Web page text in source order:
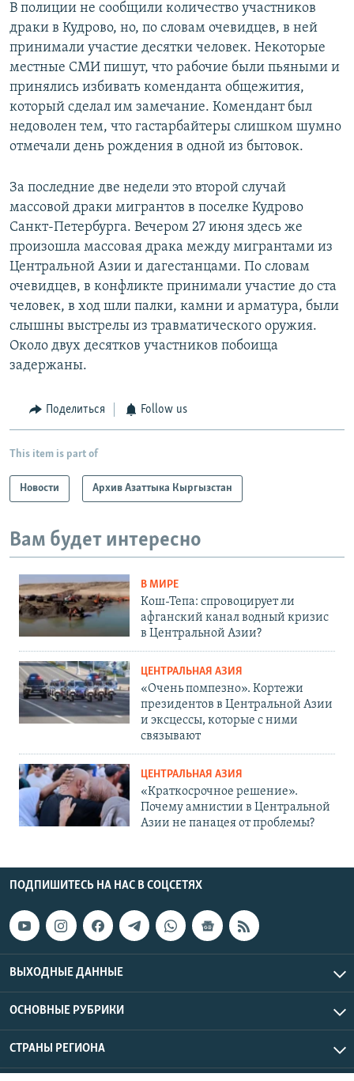
В полиции не сообщили количество участников
драки в Кудрово, но, по словам очевидцев, в ней
принимали участие десятки человек. Некоторые
местные СМИ пишут, что рабочие были пьяными и
принялись избивать коменданта общежития,
который сделал им замечание. Комендант был
недоволен тем, что гастарбайтеры слишком шумно
отмечали день рождения в одной из бытовок.
За последние две недели это второй случай
массовой драки мигрантов в поселке Кудрово
Санкт-Петербурга. Вечером 27 июня здесь же
произошла массовая драка между мигрантами из
Центральной Азии и дагестанцами. По словам
очевидцев, в конфликте принимали участие до ста
человек, в ход шли палки, камни и арматура, были
слышны выстрелы из травматического оружия.
Около двух десятков участников побоища
задержаны.
Поделиться Follow us
This item is part of
Новости Архив Азаттыка Кыргызстан
Вам будет интересно
В МИРЕ
Кош-Тепа: спровоцирует ли
афганский канал водный кризис
в Центральной Азии?
ЦЕНТРАЛЬНАЯ АЗИЯ
«Очень помпезно». Кортежи
президентов в Центральной Азии
и эксцессы, которые с ними
связывают
ЦЕНТРАЛЬНАЯ АЗИЯ
«Краткосрочное решение».
Почему амнистии в Центральной
Азии не панацея от проблемы?
ПОДПИШИТЕСЬ НА НАС В СОЦСЕТЯХ
ВЫХОДНЫЕ ДАННЫЕ
ОСНОВНЫЕ РУБРИКИ
СТРАНЫ РЕГИОНА